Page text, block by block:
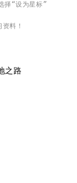
择“设为星标”
料！